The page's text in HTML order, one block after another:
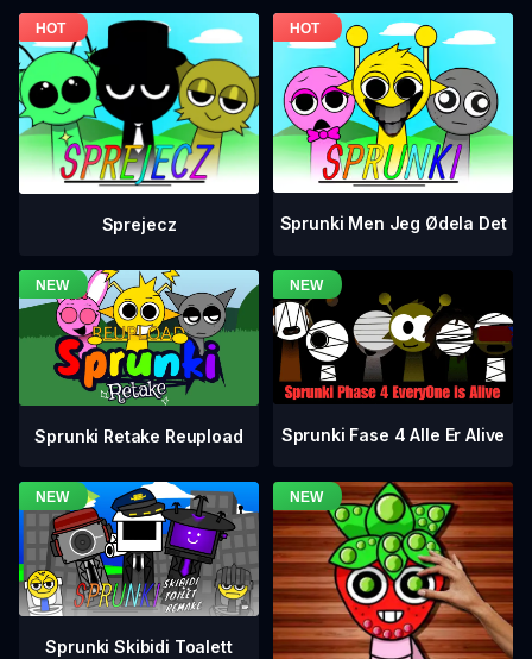
Sprejecz Sprunki Men Jeg Ødela Det
Sprunki Retake Reupload Sprunki Fase 4 Alle Er Alive
Sprunki Skibidi Toalett